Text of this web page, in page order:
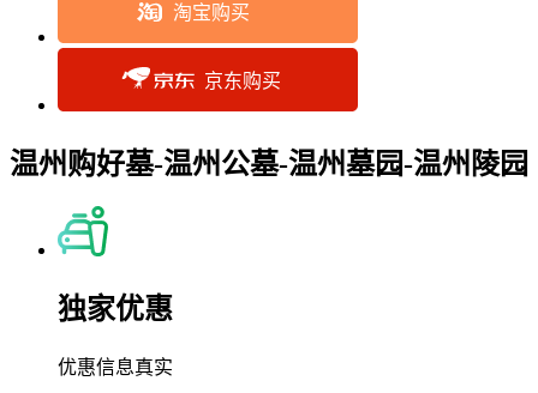
淘宝购买
京东购买
温州购好墓-温州公墓-温州墓园-温州陵园
独家优惠
优惠信息真实